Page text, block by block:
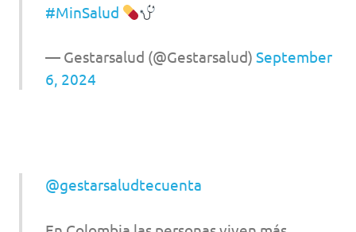
#MinSalud
— Gestarsalud (@Gestarsalud) September
6, 2024
@gestarsaludtecuenta